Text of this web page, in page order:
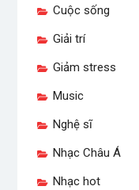
Cuộc sống
Giải trí
Giảm stress
Music
Nghệ sĩ
Nhạc Châu Á
Nhạc hot